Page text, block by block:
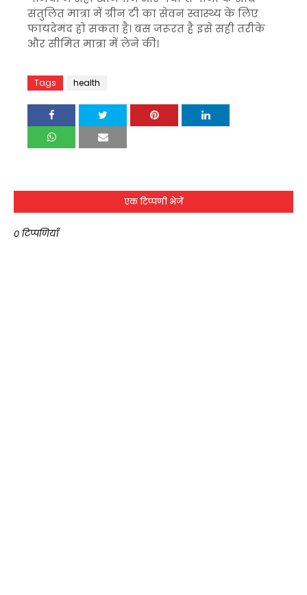
संतुलित मात्रा में ग्रीन टी का सेवन स्वास्थ्य के लिए
फायदेमंद हो सकता है। बस जरूरत है इसे सही तरीके
और सीमित मात्रा में लेने की।
Tags health
एक टिप्पणी भेजें
0 टिप्पणियाँ